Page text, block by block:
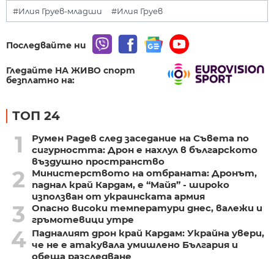
#Илия Груев-младши #Илия Груев
Последвайте ни
Гледайте НА ЖИВО спорт
безплатно на:
ТОП 24
1
Румен Радев след заседание на Съвета по
сигурността: Дрон е нахлул в българското
въздушно пространство
2
Министерството на отбраната: Дронът,
паднал край Кардам, е “Майя” - широко
използван от украинската армия
3
Опасно високи температури днес, валежи и
гръмотевици утре
4 Падналият дрон край Кардам: Украйна увери,
че не е атакувала умишлено България и
обеща разследване